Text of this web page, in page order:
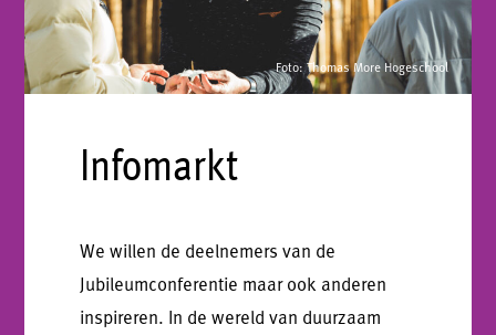
Foto: Thomas More Hogeschool
Infomarkt
We willen de deelnemers van de
Jubileumconferentie maar ook anderen
inspireren. In de wereld van duurzaam